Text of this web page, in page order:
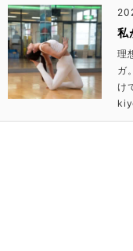
私
理
ガ
け